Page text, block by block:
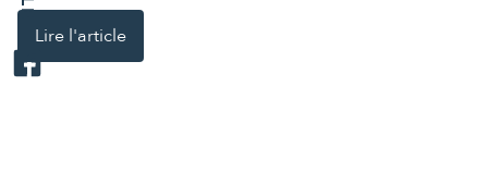
Lire l'article